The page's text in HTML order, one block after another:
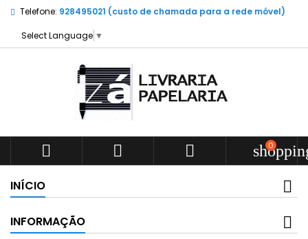
Telefone: 928495021 (custo de chamada para a rede móvel)
Select Language ▼
   0
INÍCIO
INFORMAÇÃO